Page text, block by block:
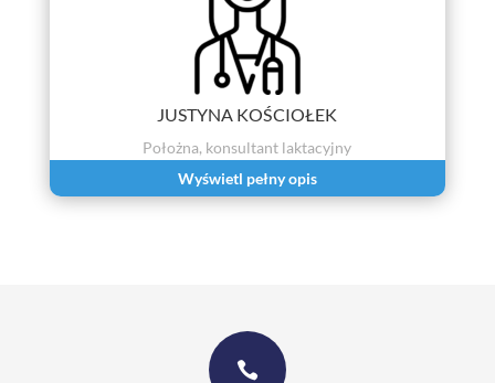
JUSTYNA KOŚCIOŁEK
Położna, konsultant laktacyjny
Wyświetl pełny opis
